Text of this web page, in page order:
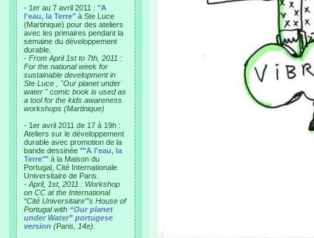
- 1er au 7 avril 2011 : "A
l'eau, la Terre" à Ste Luce
(Martinique) pour des ateliers
avec les primaires pendant la
semaine du développement
durable.
- From April 1st to 7th, 2011 :
For the national week for
sustainable development in
Ste Luce , "Our planet under
water " comic book is used as
a tool for the kids awareness
workshops (Martinique)
- 1er avril 2011 de 17 à 19h :
Ateliers sur le développement
durable avec promotion de la
bande dessinée ""A l'eau, la
Terre"" à la Maison du
Portugal, Cité Internationale
Universitaire de Paris.
- April, 1st, 2011 : Workshop
on CC at the International
“Cité Universitaire”’s House of
Portugal with “Our planet
under Water” portugese
version (Paris, 14e).